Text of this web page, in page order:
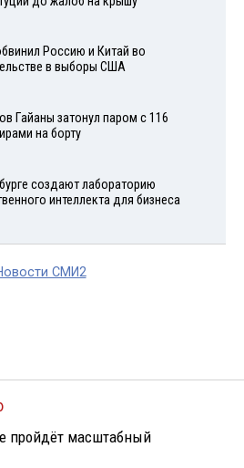
Россию и Китай во
в выборы США
Гайаны затонул паром с 116
на борту
создают лабораторию
интеллекта для бизнеса
СМИ2
пройдёт масштабный